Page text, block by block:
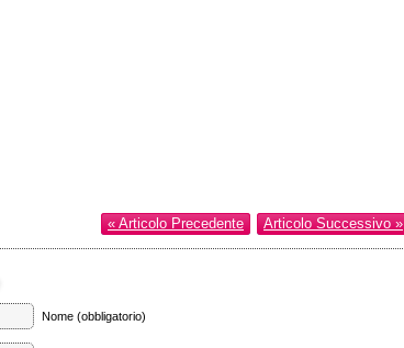
« Articolo Precedente Articolo Successivo »
Nome (obbligatorio)